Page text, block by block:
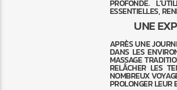
PROFONDE.
ESSENTIELLES,
UNE
APRÈS UNE
DANS LES
MASSAGE
RELÂCHER LES
NOMBREUX
PROLONGER